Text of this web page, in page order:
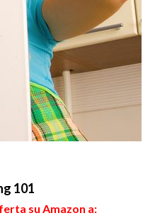
101
su Amazon a: